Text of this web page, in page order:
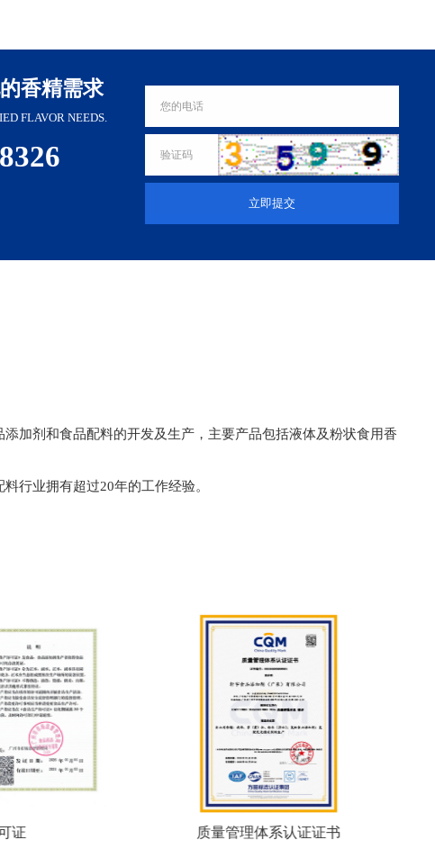
香精需求
FLAVOR NEEDS.
立即提交
加剂和食品配料的开发及生产，主要产品包括液体及粉状食用香
行业拥有超过20年的工作经验。
证 质量管理体系认证证书